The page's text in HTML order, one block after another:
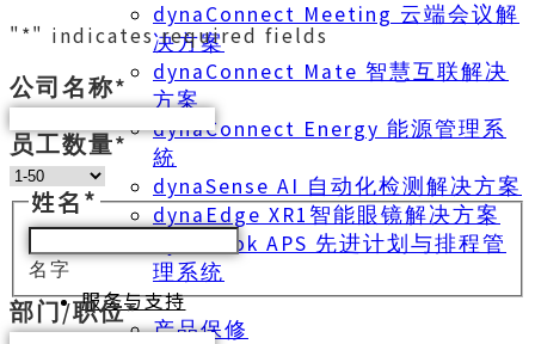
dynaConnect Meeting 云端会议解
决方案
dynaConnect Mate 智慧互联解决
方案
dynaConnect Energy 能源管理系
統
dynaSense AI 自动化检测解决方案
dynaEdge XR1智能眼镜解决方案
dynabook APS 先进计划与排程管
理系统
服务与支持
产品保修
" *" indicates required fields
公司名称*
员工数量*
姓名*
名字
部门/职位*